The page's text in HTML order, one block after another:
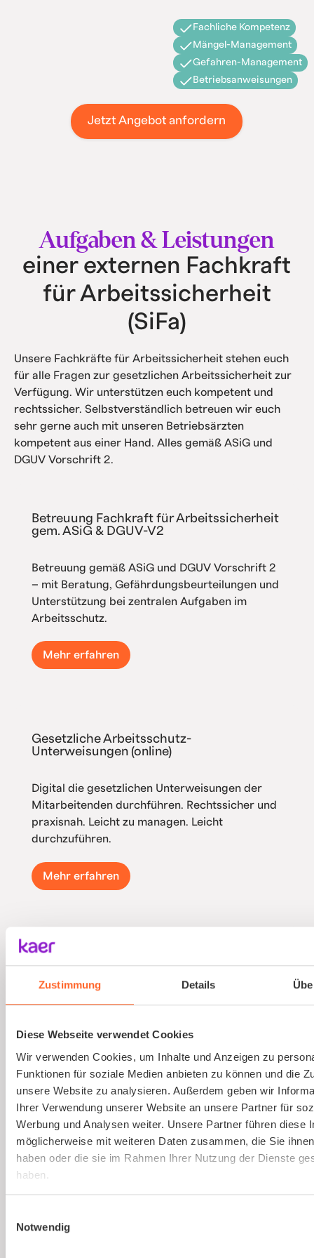
Zustimmung Details
Diese Webseite verwendet Cookies
Wir verwenden Cookies, um Inhalte und Anzeigen zu
Funktionen für soziale Medien anbieten zu können und die
unsere Website zu analysieren. Außerdem geben wir
Ihrer Verwendung unserer Website an unsere Partner für
Werbung und Analysen weiter. Unsere Partner führen diese
möglicherweise mit weiteren Daten zusammen, die Sie
haben oder die sie im Rahmen Ihrer Nutzung der Dienste
haben.
Notwendig
Fachliche Kompetenz
Mängel-Management
Gefahren-Management
Betriebsanweisungen
Jetzt Angebot anfordern
Aufgaben & Leistungen
einer externen Fachkraft
für Arbeitssicherheit
(SiFa)
Unsere Fachkräfte für Arbeitssicherheit stehen euch
für alle Fragen zur gesetzlichen Arbeitssicherheit zur
Verfügung. Wir unterstützen euch kompetent und
rechtssicher. Selbstverständlich betreuen wir euch
sehr gerne auch mit unseren Betriebsärzten
kompetent aus einer Hand. Alles gemäß ASiG und
DGUV Vorschrift 2.
Betreuung Fachkraft für Arbeitssicherheit
gem. ASiG & DGUV-V2
Betreuung gemäß ASiG und DGUV Vorschrift 2
– mit Beratung, Gefährdungsbeurteilungen und
Unterstützung bei zentralen Aufgaben im
Arbeitsschutz.
Mehr erfahren
Gesetzliche Arbeitsschutz-
Unterweisungen (online)
Digital die gesetzlichen Unterweisungen der
Mitarbeitenden durchführen. Rechtssicher und
praxisnah. Leicht zu managen. Leicht
durchzuführen.
Mehr erfahren
Online und live die Ausbildung zum
und interessant.
Mehr erfahren